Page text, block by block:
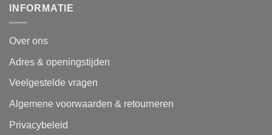
INFORMATIE
Over ons
Adres & openingstijden
Veelgestelde vragen
Algemene voorwaarden & retourneren
Privacybeleid